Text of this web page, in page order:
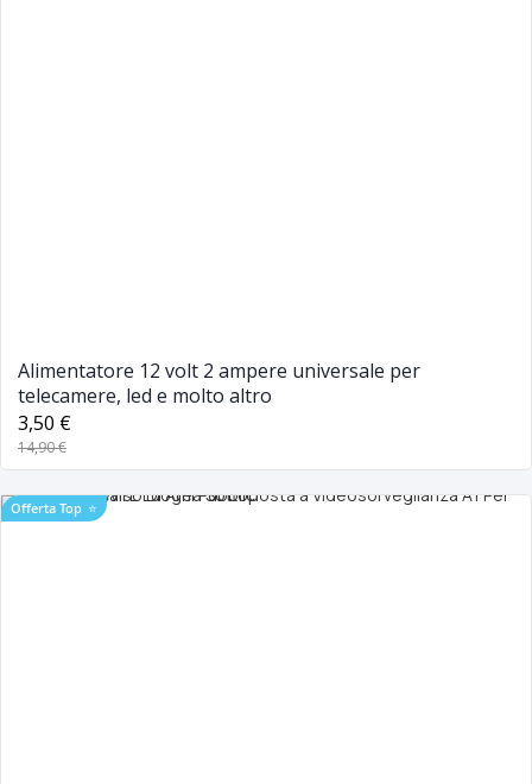
Alimentatore 12 volt 2 ampere universale per
telecamere, led e molto altro
3,50 €
14,90 €
Offerta Top ⭐